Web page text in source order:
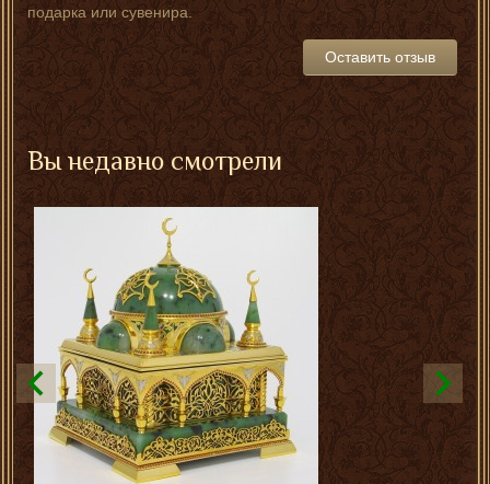
подарка или сувенира.
Оставить отзыв
Вы недавно смотрели